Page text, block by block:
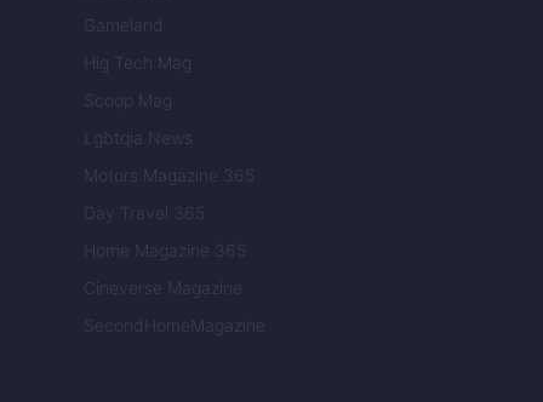
Gameland
Hig Tech Mag
Scoop Mag
Lgbtqia News
Motors Magazine 365
Day Travel 365
Home Magazine 365
Cineverse Magazine
SecondHomeMagazine